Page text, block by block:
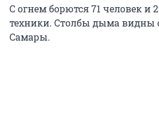
С огнем борются 71 человек и
техники. Столбы дыма видны
Самары.